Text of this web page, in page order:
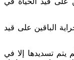
الباقين على قيد
يتم تسديدها إلا في